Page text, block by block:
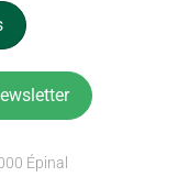
Épinal